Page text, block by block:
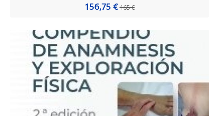
156,75 €165 €